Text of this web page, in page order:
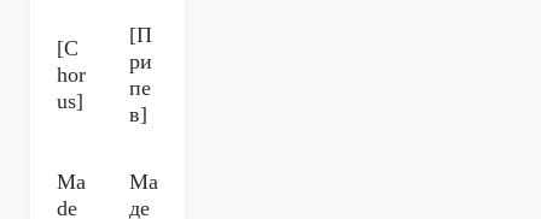
[C
hor
us]
[П
ри
пе
в]
Ma
de
Ма
де